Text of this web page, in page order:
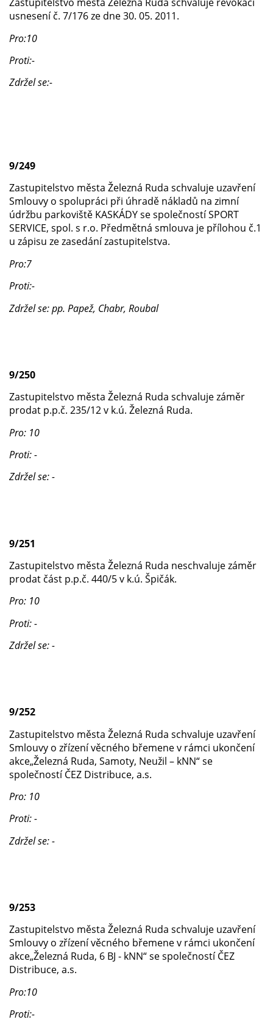
usnesení č. 7/176 ze dne 30. 05. 2011.
Pro:10
Proti:-
Zdržel se:-
9/249
Zastupitelstvo města Železná Ruda schvaluje uzavření
Smlouvy o spolupráci při úhradě nákladů na zimní
údržbu parkoviště KASKÁDY se společností SPORT
SERVICE, spol. s r.o. Předmětná smlouva je přílohou č.1
u zápisu ze zasedání zastupitelstva.
Pro:7
Proti:-
Zdržel se: pp. Papež, Chabr, Roubal
9/250
Zastupitelstvo města Železná Ruda schvaluje záměr
prodat p.p.č. 235/12 v k.ú. Železná Ruda.
Pro: 10
Proti: -
Zdržel se: -
9/251
Zastupitelstvo města Železná Ruda neschvaluje záměr
prodat část p.p.č. 440/5 v k.ú. Špičák.
Pro: 10
Proti: -
Zdržel se: -
9/252
Zastupitelstvo města Železná Ruda schvaluje uzavření
Smlouvy o zřízení věcného břemene v rámci ukončení
akce„Železná Ruda, Samoty, Neužil – kNN“ se
společností ČEZ Distribuce, a.s.
Pro: 10
Proti: -
Zdržel se: -
9/253
Zastupitelstvo města Železná Ruda schvaluje uzavření
Smlouvy o zřízení věcného břemene v rámci ukončení
akce„Železná Ruda, 6 BJ - kNN“ se společností ČEZ
Distribuce, a.s.
Pro:10
Proti:-